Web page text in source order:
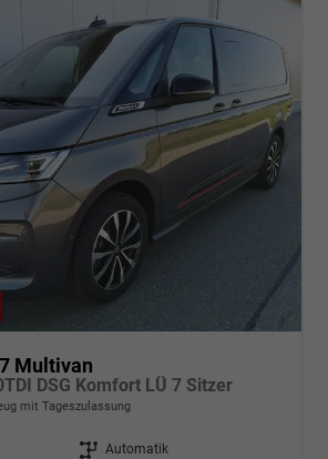
Multivan
DSG Komfort LÜ 7 Sitzer
mit Tageszulassung
Getriebe Automatik